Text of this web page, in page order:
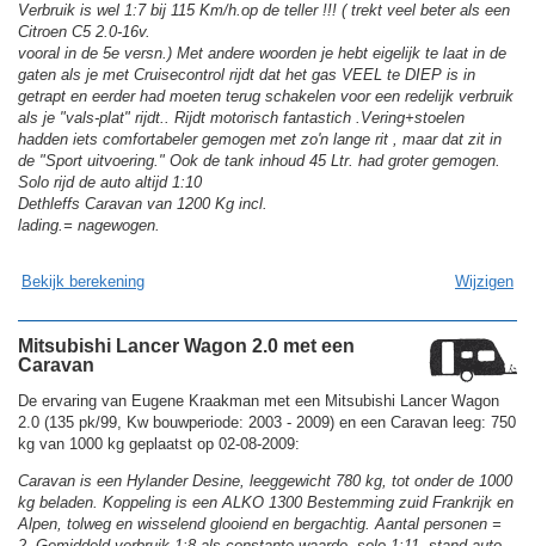
Verbruik is wel 1:7 bij 115 Km/h.op de teller !!! ( trekt veel beter als een
Citroen C5 2.0-16v.
vooral in de 5e versn.) Met andere woorden je hebt eigelijk te laat in de
gaten als je met Cruisecontrol rijdt dat het gas VEEL te DIEP is in
getrapt en eerder had moeten terug schakelen voor een redelijk verbruik
als je "vals-plat" rijdt.. Rijdt motorisch fantastich .Vering+stoelen
hadden iets comfortabeler gemogen met zo'n lange rit , maar dat zit in
de "Sport uitvoering." Ook de tank inhoud 45 Ltr. had groter gemogen.
Solo rijd de auto altijd 1:10
Dethleffs Caravan van 1200 Kg incl.
lading.= nagewogen.
Bekijk berekening Wijzigen
Mitsubishi Lancer Wagon 2.0 met een
Caravan
De ervaring van Eugene Kraakman met een Mitsubishi Lancer Wagon
2.0 (135 pk/99, Kw bouwperiode: 2003 - 2009) en een Caravan leeg: 750
kg van 1000 kg geplaatst op 02-08-2009:
Caravan is een Hylander Desine, leeggewicht 780 kg, tot onder de 1000
kg beladen. Koppeling is een ALKO 1300 Bestemming zuid Frankrijk en
Alpen, tolweg en wisselend glooiend en bergachtig. Aantal personen =